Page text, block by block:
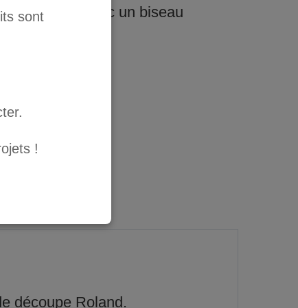
mm) mais avec un biseau
découpe Roland.
sont
!